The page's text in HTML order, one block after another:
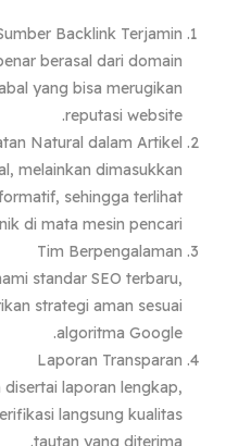
Sumber Backlink Terjamin
berasal dari domain
abal yang bisa merugikan
reputasi website.
Natural dalam Artikel
melainkan dimasukkan
sehingga terlihat
di mata mesin pencari.
Tim Berpengalaman
standar SEO terbaru,
strategi aman sesuai
algoritma Google.
Laporan Transparan
disertai laporan lengkap,
langsung kualitas
tautan yang diterima.